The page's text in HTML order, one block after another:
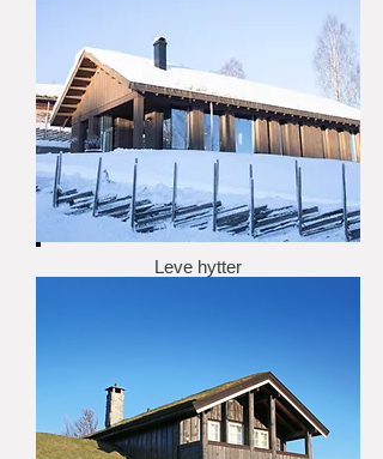
Leve hytter